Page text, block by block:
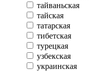
тайваньская
тайская
татарская
тибетская
турецкая
узбекская
украинская